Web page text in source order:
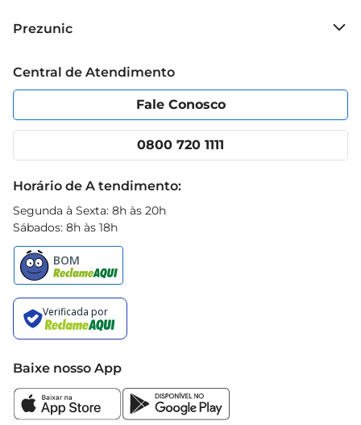
Grupo Cencosud
Política de Privacidade
Portal do fornecedor
Cencosud Media
Prezunic
Código de Ética
App Prezunic
Central de Atendimento
Fale Conosco
0800 720 1111
Horário de A tendimento:
Segunda à Sexta: 8h às 20h
Sábados: 8h às 18h
Baixe nosso App